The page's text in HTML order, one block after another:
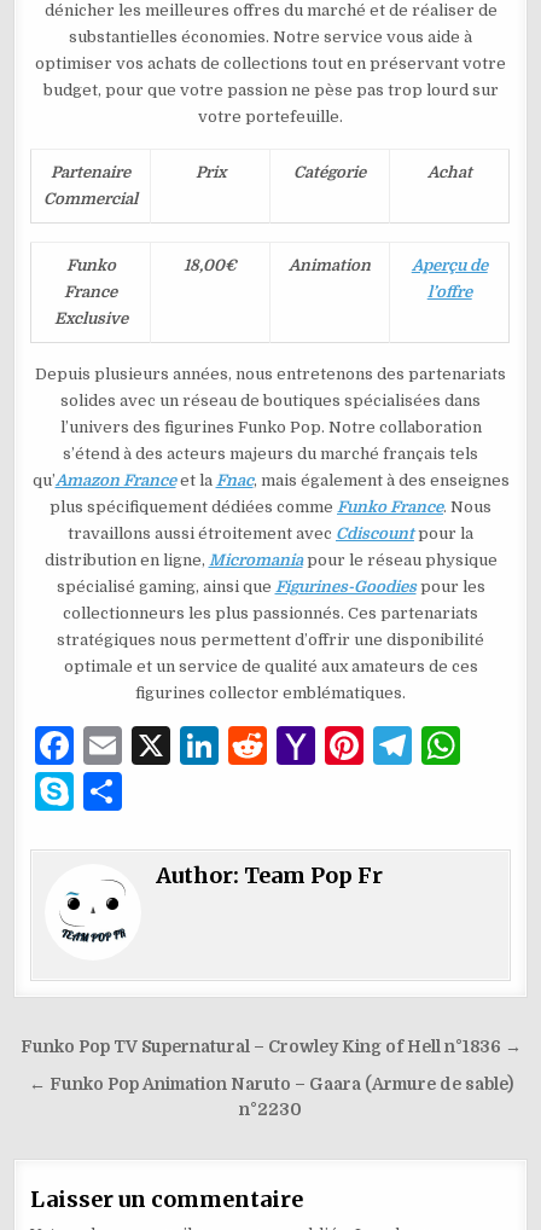
dénicher les meilleures offres du marché et de réaliser de
substantielles économies. Notre service vous aide à
optimiser vos achats de collections tout en préservant votre
budget, pour que votre passion ne pèse pas trop lourd sur
votre portefeuille.
Partenaire
Commercial
Prix Catégorie Achat
Funko
France
Exclusive
18,00€ Animation
Aperçu de
l’offre
Depuis plusieurs années, nous entretenons des partenariats
solides avec un réseau de boutiques spécialisées dans
l’univers des figurines Funko Pop. Notre collaboration
s’étend à des acteurs majeurs du marché français tels
qu’Amazon Franceet la Fnac, mais également à des enseignes
plus spécifiquement dédiées comme Funko France. Nous
travaillons aussi étroitement avec Cdiscountpour la
distribution en ligne, Micromaniapour le réseau physique
spécialisé gaming, ainsi que Figurines-Goodiespour les
collectionneurs les plus passionnés. Ces partenariats
stratégiques nous permettent d’offrir une disponibilité
optimale et un service de qualité aux amateurs de ces
figurines collector emblématiques.
F
a
c
e
b
o
o
E
l
X
Li
e
R
di
Y
o
ai
Pi
re
T
g s
p
S
p
e
ta
g
er
Author: Team Pop Fr
Navigation
de
Funko Pop TV Supernatural – Crowley King of Hell n°1836 →
← Funko Pop Animation Naruto – Gaara (Armure de sable)
n°2230
Laisser un commentaire